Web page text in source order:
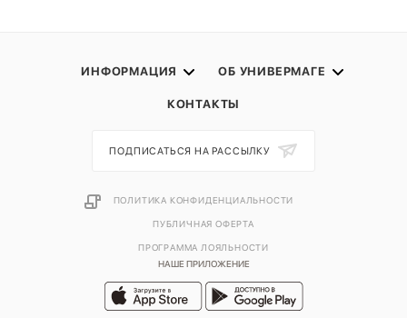
ИНФОРМАЦИЯ ОБ УНИВЕРМАГЕ
КОНТАКТЫ
НАШЕ ПРИЛОЖЕНИЕ
ПОДПИСАТЬСЯ НА РАССЫЛКУ
ПОЛИТИКА КОНФИДЕНЦИАЛЬНОСТИ
ПУБЛИЧНАЯ ОФЕРТА
ПРОГРАММА ЛОЯЛЬНОСТИ